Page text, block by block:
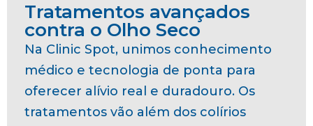
Tratamentos avançados
contra o Olho Seco
Na Clinic Spot, unimos conhecimento
médico e tecnologia de ponta para
oferecer alívio real e duradouro. Os
tratamentos vão além dos colírios